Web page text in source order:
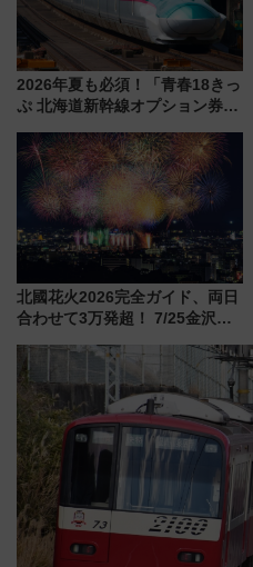
2026年夏も必須！「青春18きっ
ぷ 北海道新幹線オプション券」
の罠
北國花火2026完全ガイド、両日
合わせて3万発超！ 7/25金沢大
会の日程・アクセス・観覧席ま
とめ（石川県）